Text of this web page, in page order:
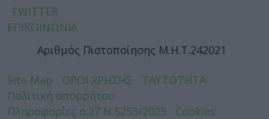
TWITTER
ΕΠΙΚΟΙΝΩΝΙΑ
Αριθμός Πιστοποίησης Μ.Η.Τ.242021
Site Map ΟΡΟΙ ΧΡΗΣΗΣ
ΤΑΥΤΟΤΗΤΑ
Πολιτική απορρήτου
Πληροφορίες α.27 Ν.5253/2025
Cookies